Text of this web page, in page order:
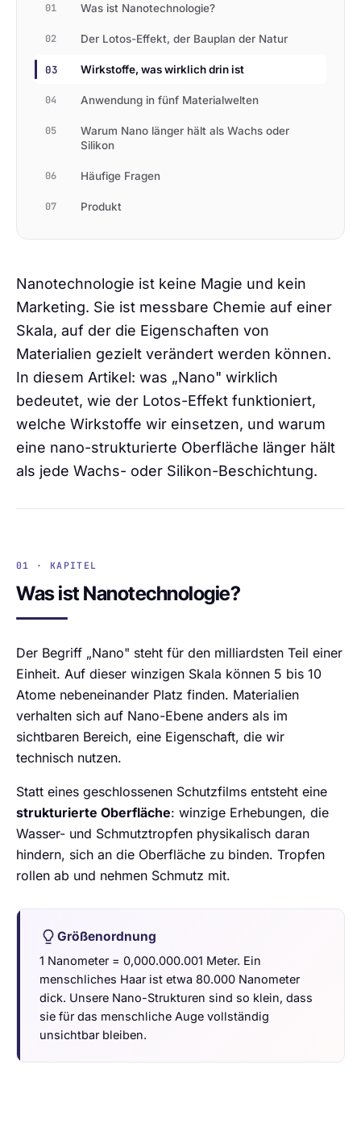
01 Was ist Nanotechnologie?
02 Der Lotos-Effekt, der Bauplan der Natur
03 Wirkstoffe, was wirklich drin ist
04 Anwendung in fünf Materialwelten
05
Warum Nano länger hält als Wachs oder
Silikon
06 Häufige Fragen
07 Produkt
Nanotechnologie ist keine Magie und kein
Marketing. Sie ist messbare Chemie auf einer
Skala, auf der die Eigenschaften von
Materialien gezielt verändert werden können.
In diesem Artikel: was „Nano" wirklich
bedeutet, wie der Lotos-Effekt funktioniert,
welche Wirkstoffe wir einsetzen, und warum
eine nano-strukturierte Oberfläche länger hält
als jede Wachs- oder Silikon-Beschichtung.
01 · KAPITEL
Was ist Nanotechnologie?
Der Begriff „Nano" steht für den milliardsten Teil einer
Einheit. Auf dieser winzigen Skala können 5 bis 10
Atome nebeneinander Platz finden. Materialien
verhalten sich auf Nano-Ebene anders als im
sichtbaren Bereich, eine Eigenschaft, die wir
technisch nutzen.
Statt eines geschlossenen Schutzfilms entsteht eine
strukturierte Oberfläche: winzige Erhebungen, die
Wasser- und Schmutztropfen physikalisch daran
hindern, sich an die Oberfläche zu binden. Tropfen
rollen ab und nehmen Schmutz mit.
Größenordnung
1 Nanometer = 0,000.000.001 Meter. Ein
menschliches Haar ist etwa 80.000 Nanometer
dick. Unsere Nano-Strukturen sind so klein, dass
sie für das menschliche Auge vollständig
unsichtbar bleiben.